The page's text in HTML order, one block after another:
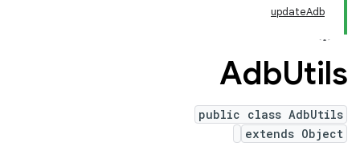
updateAdb
AdbUtils
public class AdbUtils
extends Object